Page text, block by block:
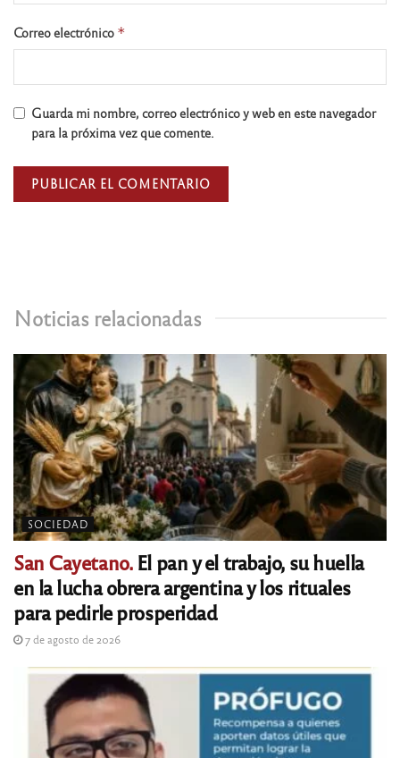
Noticias relacionadas
SOCIEDAD
San Cayetano.El pan y el trabajo, su huella
en la lucha obrera argentina y los rituales
para pedirle prosperidad
7 de agosto de 2026
Correo electrónico *
Guarda mi nombre, correo electrónico y web en este navegador
para la próxima vez que comente.